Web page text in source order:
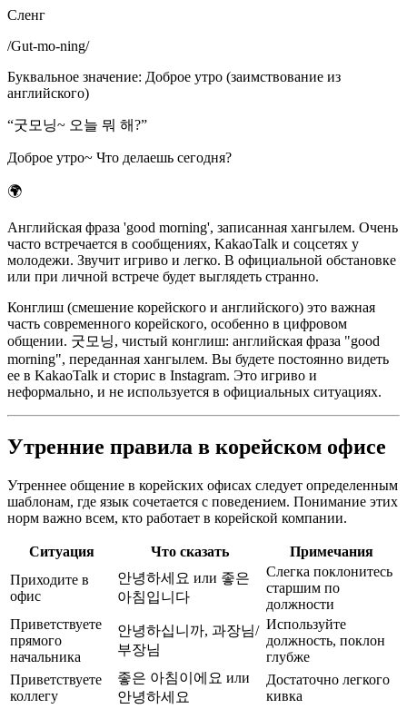
Сленг
/Gut-mo-ning/
Буквальное значение: Доброе утро (заимствование из
английского)
“굿모닝~ 오늘 뭐 해?”
Доброе утро~ Что делаешь сегодня?
🌍
Английская фраза 'good morning', записанная хангылем. Очень
часто встречается в сообщениях, KakaoTalk и соцсетях у
молодежи. Звучит игриво и легко. В официальной обстановке
или при личной встрече будет выглядеть странно.
Конглиш (смешение корейского и английского) это важная
часть современного корейского, особенно в цифровом
общении. 굿모닝, чистый конглиш: английская фраза "good
morning", переданная хангылем. Вы будете постоянно видеть
ее в KakaoTalk и сторис в Instagram. Это игриво и
неформально, и не используется в официальных ситуациях.
Утренние правила в корейском офисе
Утреннее общение в корейских офисах следует определенным
шаблонам, где язык сочетается с поведением. Понимание этих
норм важно всем, кто работает в корейской компании.
Ситуация Что сказать
Примечания
Приходите в
офис
안녕하세요 или 좋은
아침입니다
Слегка поклонитесь
старшим по
должности
Приветствуете
прямого
начальника
안녕하십니까, 과장님/
부장님
Используйте
должность, поклон
глубже
Приветствуете
коллегу
좋은 아침이에요 или
안녕하세요
Достаточно легкого
кивка